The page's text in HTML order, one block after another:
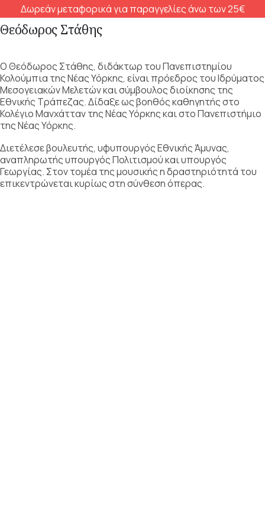
Δωρεάν μεταφορικά για παραγγελίες άνω των 25€
Θεόδωρος Στάθης
Ο Θεόδωρος Στάθης, διδάκτωρ του Πανεπιστημίου
Κολούμπια της Νέας Υόρκης, είναι πρόεδρος του Ιδρύματος
Μεσογειακών Μελετών και σύμβουλος διοίκησης της
Εθνικής Τράπεζας. Δίδαξε ως βοηθός καθηγητής στο
Κολέγιο Μανχάτταν της Νέας Υόρκης και στο Πανεπιστήμιο
της Νέας Υόρκης.
Διετέλεσε βουλευτής, υφυπουργός Εθνικής Άμυνας,
αναπληρωτής υπουργός Πολιτισμού και υπουργός
Γεωργίας. Στον τομέα της μουσικής η δραστηριότητά του
επικεντρώνεται κυρίως στη σύνθεση όπερας.